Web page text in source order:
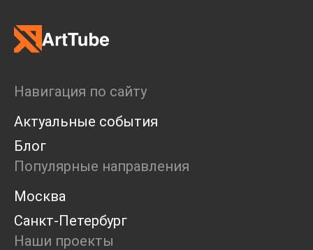
Дискуссия
Пост-релиз
Пресс-конференция
Ярмарка
Open call
Экскурсия
Дискуссия
Cosmoscow 2024
Blazar 2024
Встречи
Круглый стол
Навигация по сайту
Актуальные события
Блог
Популярные направления
Москва
Санкт-Петербург
Наши проекты